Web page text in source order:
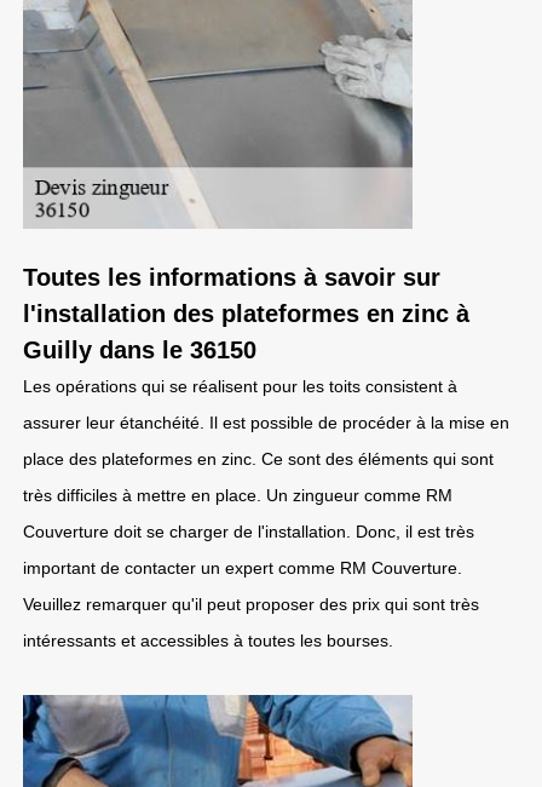
Toutes les informations à savoir sur
l'installation des plateformes en zinc à
Guilly dans le 36150
Les opérations qui se réalisent pour les toits consistent à
assurer leur étanchéité. Il est possible de procéder à la mise en
place des plateformes en zinc. Ce sont des éléments qui sont
très difficiles à mettre en place. Un zingueur comme RM
Couverture doit se charger de l'installation. Donc, il est très
important de contacter un expert comme RM Couverture.
Veuillez remarquer qu'il peut proposer des prix qui sont très
intéressants et accessibles à toutes les bourses.